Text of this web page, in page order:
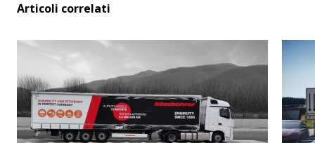
Articoli correlati